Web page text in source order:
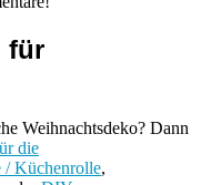
für
Weihnachtsdeko? Dann
die
/ Küchenrolle,